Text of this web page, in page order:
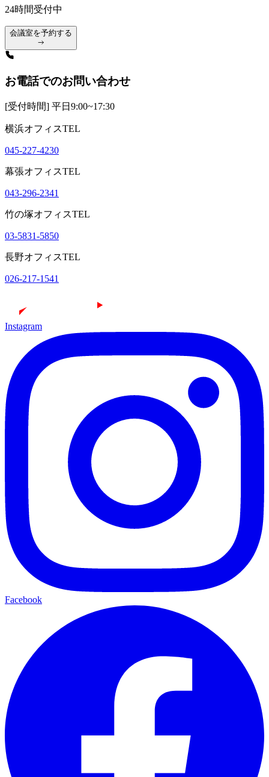
24時間受付中
会議室を予約する
お電話でのお問い合わせ
[受付時間] 平日9:00~17:30
横浜オフィスTEL
045-227-4230
幕張オフィスTEL
043-296-2341
竹の塚オフィスTEL
03-5831-5850
長野オフィスTEL
026-217-1541
Instagram
Facebook